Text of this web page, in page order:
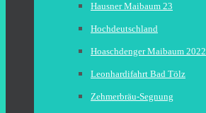
Hausner Maibaum 23
Hochdeutschland
Hoaschdenger Maibaum 2022
Leonhardifahrt Bad Tölz
Zehmerbräu-Segnung